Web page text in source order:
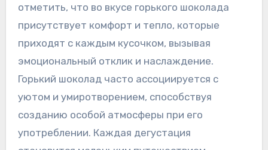
отметить‚ что во вкусе горького шоколада
присутствует комфорт и тепло‚ которые
приходят с каждым кусочком‚ вызывая
эмоциональный отклик и наслаждение.
Горький шоколад часто ассоциируется с
уютом и умиротворением‚ способствуя
созданию особой атмосферы при его
употреблении. Каждая дегустация